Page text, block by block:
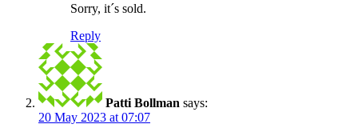
Sorry, it´s sold.
Reply
Patti Bollman says:
20 May 2023 at 07:07